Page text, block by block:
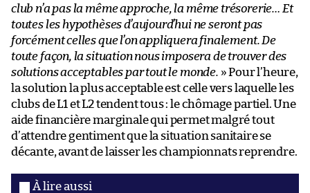
club n’a pas la même approche, la même trésorerie… Et
toutes les hypothèses d’aujourd’hui ne seront pas
forcément celles que l’on appliquera finalement. De
toute façon, la situation nous imposera de trouver des
solutions acceptables par tout le monde. » Pour l’heure,
la solution la plus acceptable est celle vers laquelle les
clubs de L1 et L2 tendent tous : le chômage partiel. Une
aide financière marginale qui permet malgré tout
d’attendre gentiment que la situation sanitaire se
décante, avant de laisser les championnats reprendre.